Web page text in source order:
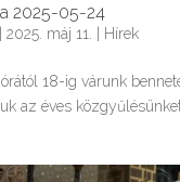
2025-05-24
2025. máj 11. Hírek
18-ig várunk
az éves